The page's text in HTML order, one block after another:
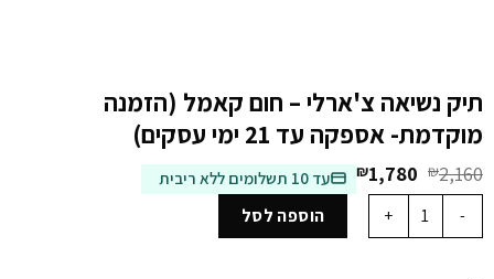
תיק נשיאה צ'ארלי – חום קאמל (הזמנה
מוקדמת- אספקה עד 21 ימי עסקים)
₪2,160 המחיר
המקורי
היה:
₪2,160.
₪1,780 המחיר
הנוכחי
עד 10 תשלומים ללא ריבית
כמות של תיק נשיאה צ'ארלי - חום קאמל (הזמנה מוקדמת- אספקה עד 21 ימי עסקים)
הוספה לסל